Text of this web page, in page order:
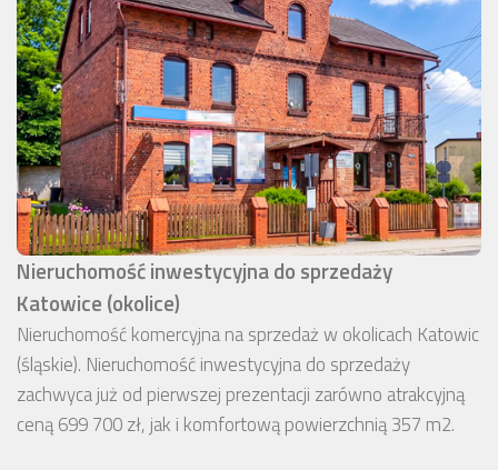
Nieruchomość inwestycyjna do sprzedaży
Katowice (okolice)
Nieruchomość komercyjna na sprzedaż w okolicach Katowic
(śląskie). Nieruchomość inwestycyjna do sprzedaży
zachwyca już od pierwszej prezentacji zarówno atrakcyjną
ceną 699 700 zł, jak i komfortową powierzchnią 357 m2.